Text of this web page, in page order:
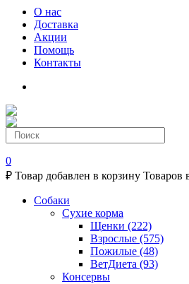
О нас
Доставка
Акции
Помощь
Контакты
0
₽ Товар добавлен в корзину Товаров
Собаки
Сухие корма
Щенки (222)
Взрослые (575)
Пожилые (48)
ВетДиета (93)
Консервы